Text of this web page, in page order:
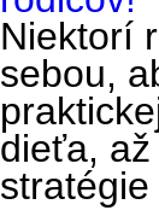
Niektorí
sebou,
dieťa,